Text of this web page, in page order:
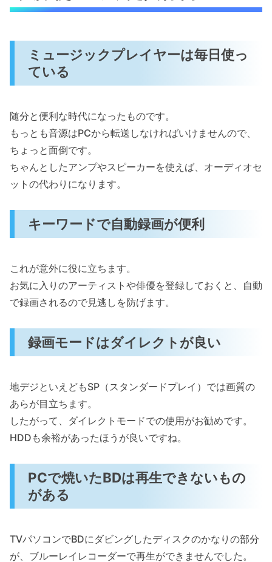
ミュージックプレイヤーは毎日使っ
ている
随分と便利な時代になったものです。
もっとも音源はPCから転送しなければいけませんので、
ちょっと面倒です。
ちゃんとしたアンプやスピーカーを使えば、オーディオセ
ットの代わりになります。
キーワードで自動録画が便利
これが意外に役に立ちます。
お気に入りのアーティストや俳優を登録しておくと、自動
で録画されるので見逃しを防げます。
録画モードはダイレクトが良い
地デジといえどもSP（スタンダードプレイ）では画質の
あらが目立ちます。
したがって、ダイレクトモードでの使用がお勧めです。
HDDも余裕があったほうが良いですね。
PCで焼いたBDは再生できないもの
がある
TVパソコンでBDにダビングしたディスクのかなりの部分
が、ブルーレイレコーダーで再生ができませんでした。